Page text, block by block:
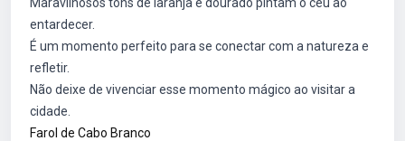
entardecer.
É um momento perfeito para se conectar com a natureza e
refletir.
Não deixe de vivenciar esse momento mágico ao visitar a
cidade.
Farol de Cabo Branco